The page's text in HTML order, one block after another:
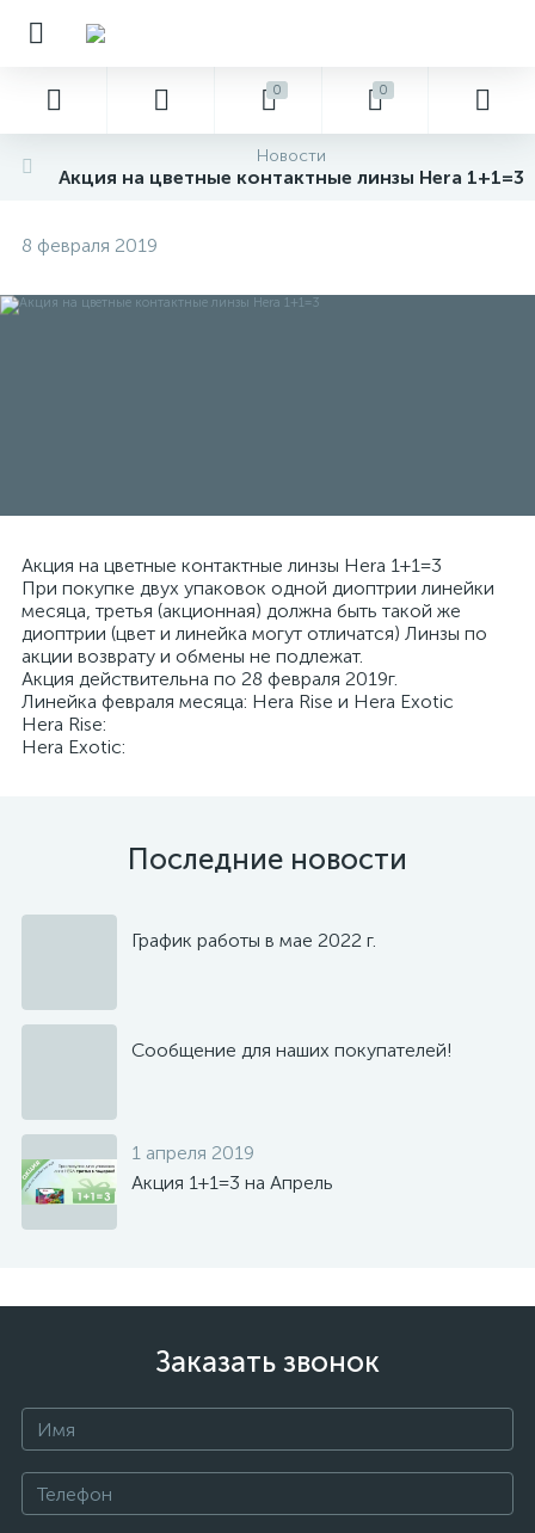
0 0
Новости
Акция на цветные контактные линзы Hera 1+1=3
8 февраля 2019
Акция на цветные контактные линзы Hera 1+1=3
При покупке двух упаковок одной диоптрии линейки
месяца, третья (акционная) должна быть такой же
диоптрии (цвет и линейка могут отличатся) Линзы по
акции возврату и обмены не подлежат.
Акция действительна по 28 февраля 2019г.
Линейка февраля месяца: Hera Rise и Hera Exotic
Hera Rise:
Hera Exotic:
Последние новости
График работы в мае 2022 г.
Сообщение для наших покупателей!
1 апреля 2019
Акция 1+1=3 на Апрель
Заказать звонок